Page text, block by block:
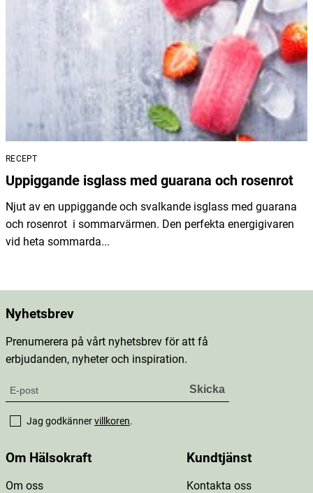
RECEPT
Uppiggande isglass med guarana och rosenrot
Njut av en uppiggande och svalkande isglass med guarana
och rosenrot i sommarvärmen. Den perfekta energigivaren
vid heta sommarda...
Nyhetsbrev
Prenumerera på vårt nyhetsbrev för att få
erbjudanden, nyheter och inspiration.
Jag godkännervillkoren.
Om Hälsokraft
Om oss
Kundtjänst
Kontakta oss